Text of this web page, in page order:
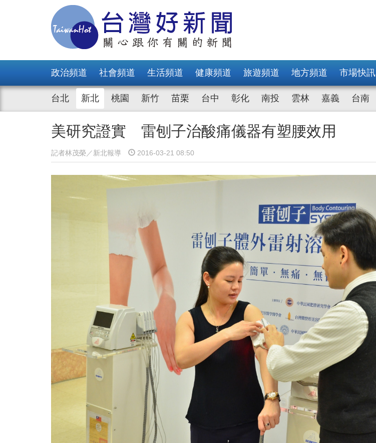
政治頻道 社會頻道 生活頻道 健康頻道 旅遊頻道 地方頻道 市場快訊
台北 新北 桃園 新竹 苗栗 台中 彰化 南投 雲林 嘉義 台南
美研究證實 雷刨子治酸痛儀器有塑腰效用
記者林茂榮／新北報導 2016-03-21 08:50